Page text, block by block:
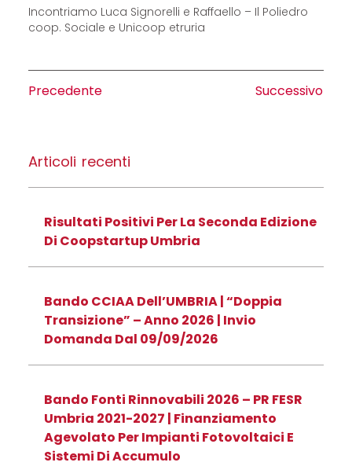
Incontriamo Luca Signorelli e Raffaello – Il Poliedro
coop. Sociale e Unicoop etruria
Precedente Successivo
Articoli recenti
Risultati Positivi Per La Seconda Edizione
Di Coopstartup Umbria
Bando CCIAA Dell’UMBRIA | “Doppia
Transizione” – Anno 2026 | Invio
Domanda Dal 09/09/2026
Bando Fonti Rinnovabili 2026 – PR FESR
Umbria 2021-2027 | Finanziamento
Agevolato Per Impianti Fotovoltaici E
Sistemi Di Accumulo